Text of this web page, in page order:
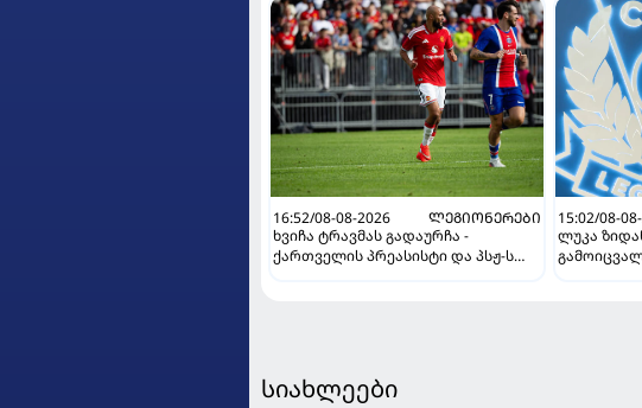
16:52/08-08-2026
ᲚᲔᲒᲘᲝᲜᲔᲠᲔᲑᲘ
ხვიჩა ტრავმას გადაურჩა -
ქართველის პრეასისტი და პსჟ-ს
15:02/08-
ლუკა
სიახლეები